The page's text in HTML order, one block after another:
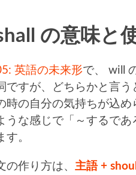
の意味と
英語の未来形で、 will
ですが、どちらかと言
時の自分の気持ちが込め
うな感じで「～するで
す。
の作り方は、 主語 +